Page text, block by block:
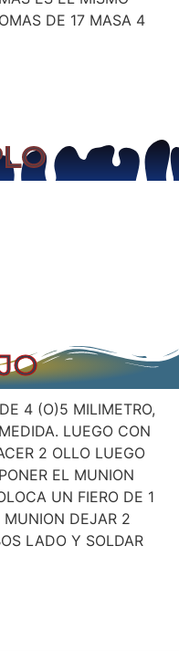
DE 17 MASA 4
4 (O)5 MILIMETRO,
LUEGO CON
2 OLLO LUEGO
EL MUNION
UN FIERO DE 1
MUNION DEJAR 2
LADO Y SOLDAR